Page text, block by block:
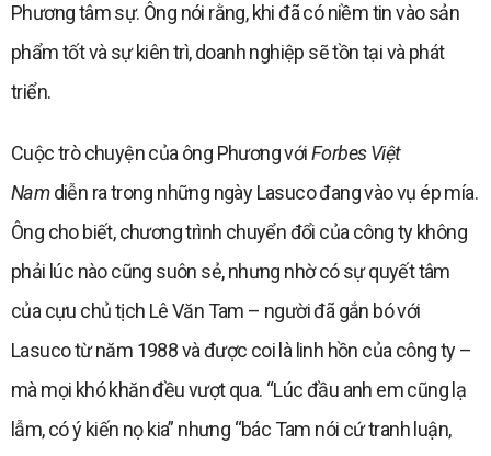
Phương tâm sự. Ông nói rằng, khi đã có niềm tin vào sản
phẩm tốt và sự kiên trì, doanh nghiệp sẽ tồn tại và phát
triển.
Cuộc trò chuyện của ông Phương vớiForbes Việt
Namdiễn ra trong những ngày Lasuco đang vào vụ ép mía.
Ông cho biết, chương trình chuyển đổi của công ty không
phải lúc nào cũng suôn sẻ, nhưng nhờ có sự quyết tâm
của cựu chủ tịch Lê Văn Tam – người đã gắn bó với
Lasuco từ năm 1988 và được coi là linh hồn của công ty –
mà mọi khó khăn đều vượt qua. “Lúc đầu anh em cũng lạ
lẫm, có ý kiến nọ kia” nhưng “bác Tam nói cứ tranh luận,